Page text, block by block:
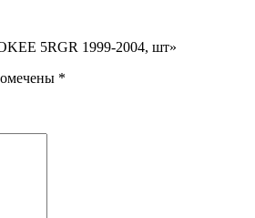
5RGR 1999-2004, шт»
*